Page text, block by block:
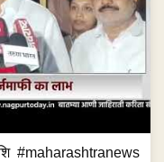
#maharashtranews